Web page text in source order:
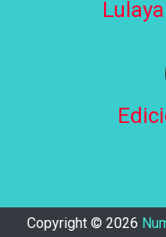
Copyright © 2026